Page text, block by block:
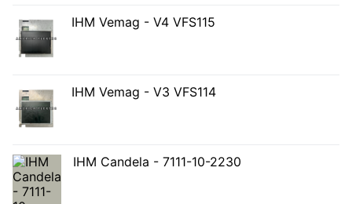
IHM Vemag - V4 VFS115
IHM Vemag - V3 VFS114
IHM Candela - 7111-10-2230